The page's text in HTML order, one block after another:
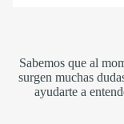
Sabemos que al
surgen muchas
ayudarte a